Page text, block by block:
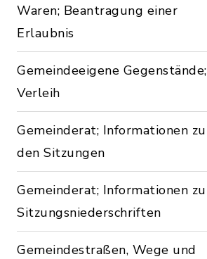
Waren; Beantragung einer
Erlaubnis
Gemeindeeigene Gegenstände;
Verleih
Gemeinderat; Informationen zu
den Sitzungen
Gemeinderat; Informationen zu
Sitzungsniederschriften
Gemeindestraßen, Wege und